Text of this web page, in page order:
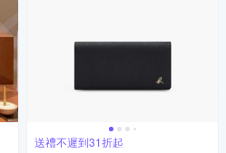
送禮不遲到31折起